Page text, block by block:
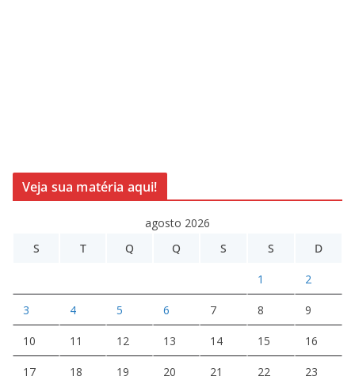
Veja sua matéria aqui!
agosto 2026
S
T Q Q S S D
1 2
3 4 5 6 7 8 9
10 11 12 13 14 15 16
17 18 19 20 21 22 23